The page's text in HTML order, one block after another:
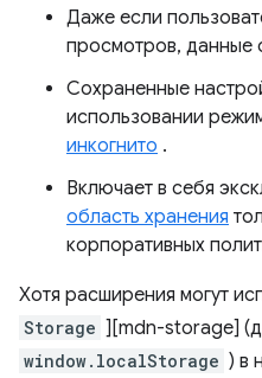
Даже если
просмотров, данные
Сохраненные
использовании
инкогнито .
Включает в себя
область хранения
корпоративных
Хотя расширения могут
Storage ][mdn-storage]
window.localStorage ) в